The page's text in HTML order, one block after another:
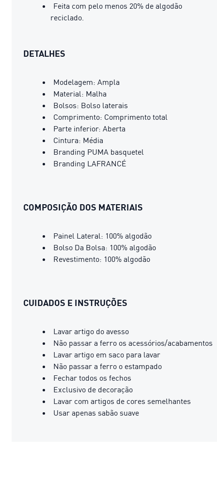
Feita com pelo menos 20% de algodão
reciclado.
DETALHES
Modelagem: Ampla
Material: Malha
Bolsos: Bolso laterais
Comprimento: Comprimento total
Parte inferior: Aberta
Cintura: Média
Branding PUMA basquetel
Branding LAFRANCÉ
COMPOSIÇÃO DOS MATERIAIS
Painel Lateral: 100% algodão
Bolso Da Bolsa: 100% algodão
Revestimento: 100% algodão
CUIDADOS E INSTRUÇÕES
Lavar artigo do avesso
Não passar a ferro os acessórios/acabamentos
Lavar artigo em saco para lavar
Não passar a ferro o estampado
Fechar todos os fechos
Exclusivo de decoração
Lavar com artigos de cores semelhantes
Usar apenas sabão suave